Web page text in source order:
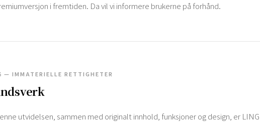
i fremtiden. Da vil vi informere brukerne på forhånd.
— IMMATERIELLE RETTIGHETER
utvidelsen, sammen med originalt innhold, funksjoner og design, er